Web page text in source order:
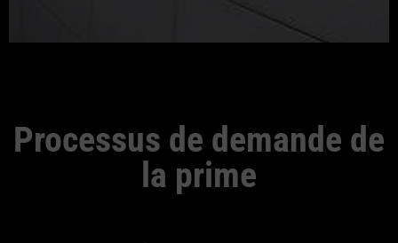
Processus de demande de
la prime